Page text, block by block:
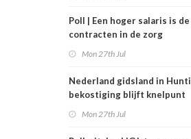
Poll | Een hoger salaris is
contracten in de zorg
Mon 27th Jul
Nederland gidsland in
bekostiging blijft knelpunt
Mon 27th Jul